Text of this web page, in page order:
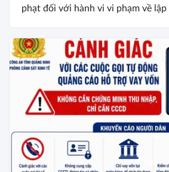
phạt đối với hành vi vi phạm về